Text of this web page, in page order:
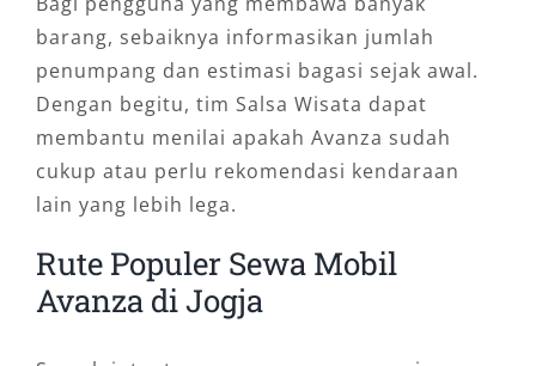
barang, sebaiknya informasikan jumlah
penumpang dan estimasi bagasi sejak awal.
Dengan begitu, tim Salsa Wisata dapat
membantu menilai apakah Avanza sudah
cukup atau perlu rekomendasi kendaraan
lain yang lebih lega.
Rute Populer Sewa Mobil
Avanza di Jogja